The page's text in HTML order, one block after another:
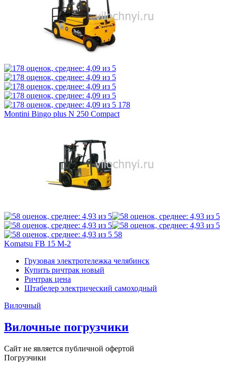
178
Montini Bingo plus N 250 Compact
58
Komatsu FB 15 M-2
Грузовая электротележка челябинск
Купить ричтрак новый
Ричтрак цена
Штабелер электрический самоходный
Вилочный
Вилочные погрузчики
Сайт не является публичной офертой
Погрузчики